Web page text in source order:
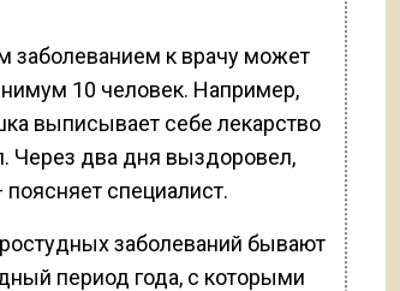
заболеванием к врачу может
10 человек. Например,
выписывает себе лекарство
Через два дня выздоровел,
специалист.
заболеваний бывают
период года, с которыми